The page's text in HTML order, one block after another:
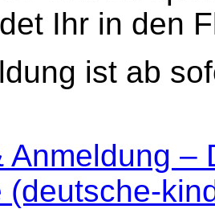
Ihr in den
ist ab
Anmeldung –
(deutsche-